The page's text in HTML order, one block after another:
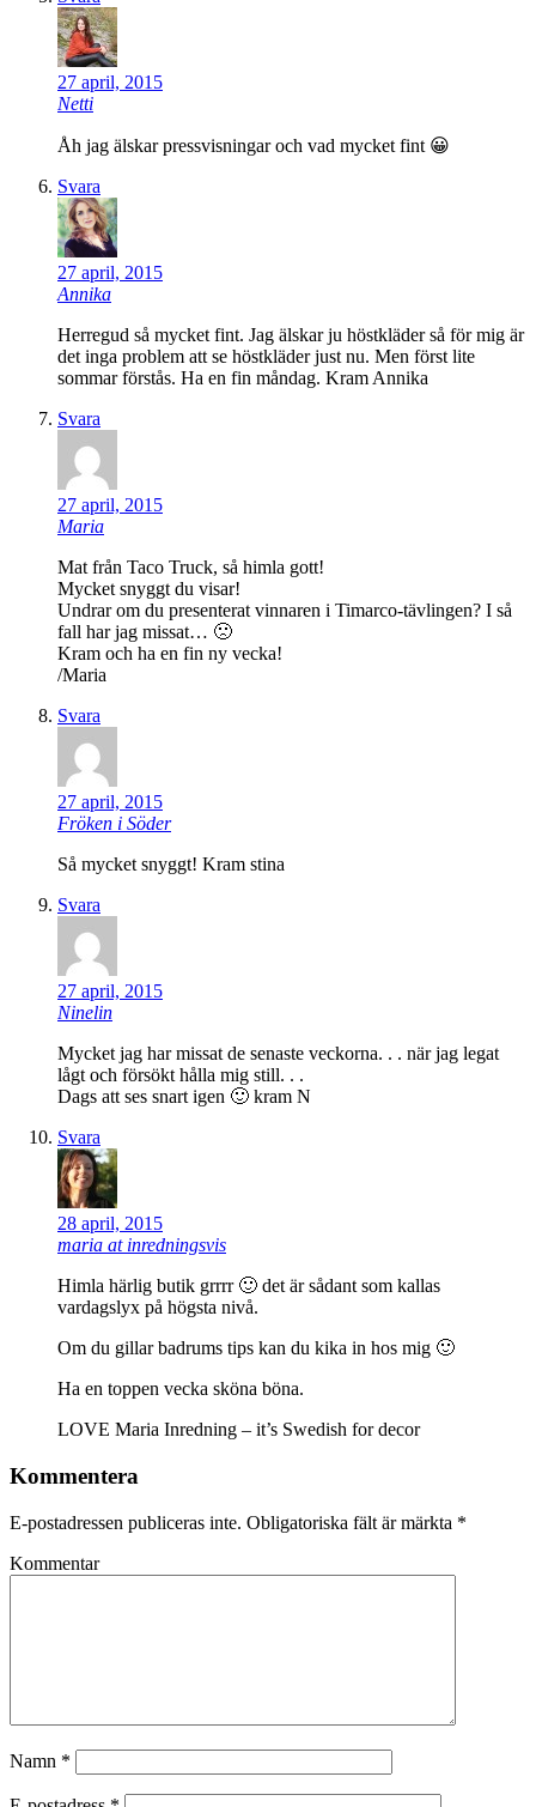
27 april, 2015
Netti
Åh jag älskar pressvisningar och vad mycket fint 😀
Svara
27 april, 2015
Annika
Herregud så mycket fint. Jag älskar ju höstkläder så för mig är
det inga problem att se höstkläder just nu. Men först lite
sommar förstås. Ha en fin måndag. Kram Annika
Svara
27 april, 2015
Maria
Mat från Taco Truck, så himla gott!
Mycket snyggt du visar!
Undrar om du presenterat vinnaren i Timarco-tävlingen? I så
fall har jag missat… 🙁
Kram och ha en fin ny vecka!
/Maria
Svara
27 april, 2015
Fröken i Söder
Så mycket snyggt! Kram stina
Svara
27 april, 2015
Ninelin
Mycket jag har missat de senaste veckorna. . . när jag legat
lågt och försökt hålla mig still. . .
Dags att ses snart igen 🙂 kram N
Svara
28 april, 2015
maria at inredningsvis
Himla härlig butik grrrr 🙂 det är sådant som kallas
vardagslyx på högsta nivå.
Om du gillar badrums tips kan du kika in hos mig 🙂
Ha en toppen vecka sköna böna.
LOVE Maria Inredning – it’s Swedish for decor
Kommentera
E-postadressen publiceras inte. Obligatoriska fält är märkta *
Kommentar
Namn *